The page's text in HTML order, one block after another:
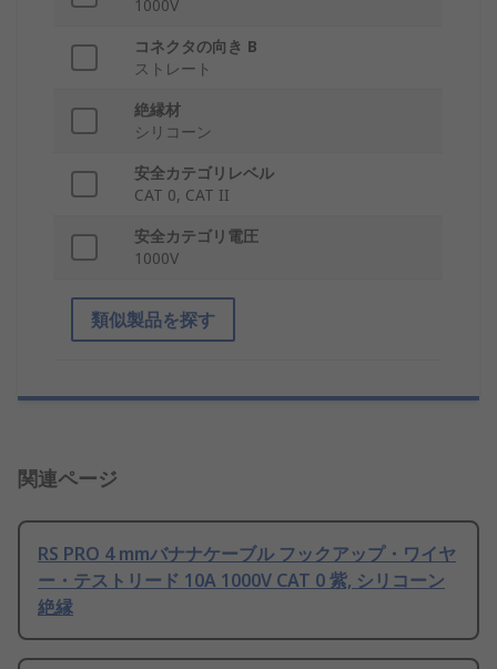
1000V
コネクタの向き B
ストレート
絶縁材
シリコーン
安全カテゴリレベル
CAT 0, CAT II
安全カテゴリ電圧
1000V
類似製品を探す
関連ページ
RS PRO 4 mmバナナケーブル フックアップ・ワイヤ
ー・テストリード 10A 1000V CAT 0 紫, シリコーン
絶縁